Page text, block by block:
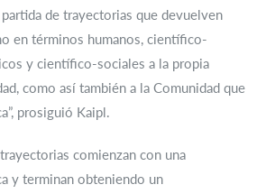
de trayectorias que devuelven
en términos humanos, científico-
y científico-sociales a la propia
como así también a la Comunidad que
prosiguió Kaipl.
comienzan con una
y terminan obteniendo un